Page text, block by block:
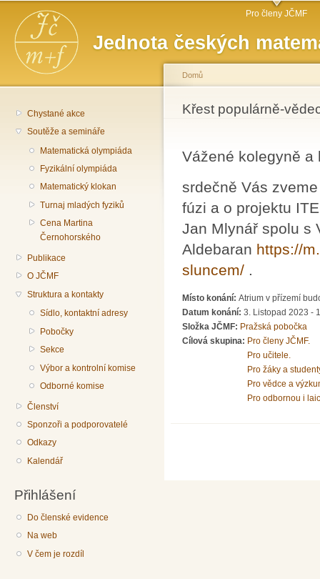
Jednota českých
Hlavní menu Pro členy JČMF
Chystané akce
Soutěže a semináře
Matematická olympiáda
Fyzikální olympiáda
Matematický klokan
Turnaj mladých fyziků
Cena Martina
Černohorského
Publikace
O JČMF
Struktura a kontakty
Sídlo, kontaktní adresy
Pobočky
Sekce
Výbor a kontrolní komise
Odborné komise
Členství
Sponzoři a podporovatelé
Odkazy
Kalendář
Přihlášení
Do členské evidence
Na web
V čem je rozdíl
Jste zde
Domů
Křest populárně-
Vážené kolegyně a
srdečně Vás
fúzi a o projektu
Jan Mlynář spolu s
Aldebaran https://
sluncem/ .
Místo konání: Atrium v přízemí
Datum konání: 3. Listopad 2023 -
Složka JČMF: Pražská pobočka
Cílová skupina: Pro členy JČMF.
Pro učitele.
Pro žáky a
Pro vědce a
Pro odbornou i